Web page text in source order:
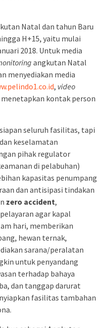
Natal dan tahun Baru
H+15, yaitu mulai
2018. Untuk media
angkutan Natal
menyediakan media
, video
kontak person
seluruh fasilitas, tapi
keselamatan
pihak regulator
di pelabuhan)
kapasitas penumpang
dan antisipasi tindakan
zero accident,
agar kapal
hari, memberikan
hewan ternak,
sarana/peralatan
untuk penyandang
terhadap bahaya
dan tanggap darurat
fasilitas tambahan